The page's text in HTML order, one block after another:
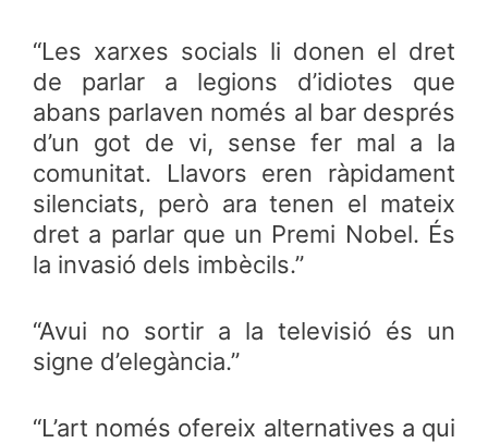
“Les xarxes socials li donen el dret
de parlar a legions d’idiotes que
abans parlaven només al bar després
d’un got de vi, sense fer mal a la
comunitat. Llavors eren ràpidament
silenciats, però ara tenen el mateix
dret a parlar que un Premi Nobel. És
la invasió dels imbècils.”
“Avui no sortir a la televisió és un
signe d’elegància.”
“L’art només ofereix alternatives a qui